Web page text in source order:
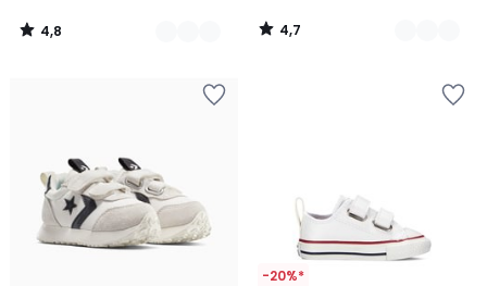
50,00
€
payer
place
4,8
/
4,7
/
-20%*